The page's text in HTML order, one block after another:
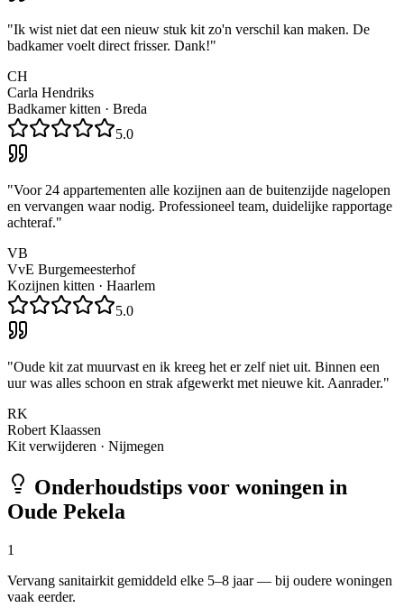
"Ik wist niet dat een nieuw stuk kit zo'n verschil kan maken. De
badkamer voelt direct frisser. Dank!"
CH
Carla Hendriks
Badkamer kitten · Breda
5.0
"Voor 24 appartementen alle kozijnen aan de buitenzijde nagelopen
en vervangen waar nodig. Professioneel team, duidelijke rapportage
achteraf."
VB
VvE Burgemeesterhof
Kozijnen kitten · Haarlem
5.0
"Oude kit zat muurvast en ik kreeg het er zelf niet uit. Binnen een
uur was alles schoon en strak afgewerkt met nieuwe kit. Aanrader."
RK
Robert Klaassen
Kit verwijderen · Nijmegen
Onderhoudstips voor woningen in
Oude Pekela
1
Vervang sanitairkit gemiddeld elke 5–8 jaar — bij oudere woningen
vaak eerder.